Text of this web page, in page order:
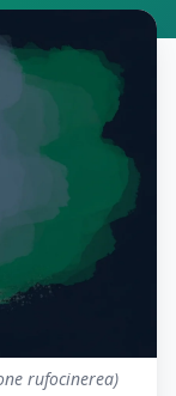
rufocinerea)